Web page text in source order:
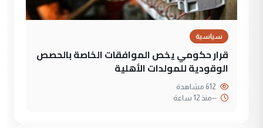
سياسية
قرار حكومي يخص الموافقات الخاصة بالحصص
الوقودية للمولدات الأهلية
--منذ 12 ساعة